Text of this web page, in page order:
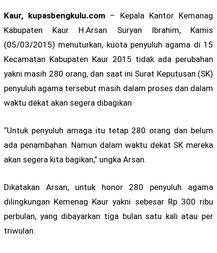
Kaur, kupasbengkulu.com – Kepala Kantor Kemanag
Kabupaten Kaur H.Arsan Suryan Ibrahim, Kamis
(05/03/2015) menuturkan, kuota penyuluh agama di 15
Kecamatan Kabupaten Kaur 2015 tidak ada perubahan
yakni masih 280 orang, dan saat ini Surat Keputusan (SK)
penyuluh agama tersebut masih dalam proses dan dalam
waktu dekat akan segera dibagikan.
“Untuk penyuluh amaga itu tetap 280 orang dan belum
ada penambahan. Namun dalam waktu dekat SK mereka
akan segera kita bagikan,” ungka Arsan.
Dikatakan Arsan, untuk honor 280 penyuluh agama
dilingkungan Kemenag Kaur yakni sebesar Rp 300 ribu
perbulan, yang dibayarkan tiga bulan satu kali atau per
triwulan.